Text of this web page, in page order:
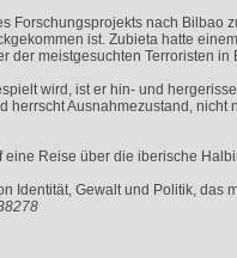
Forschungsprojekts nach Bilbao
ist. Zubieta hatte
der meistgesuchten Terroristen in
wird, ist er hin- und
herrscht Ausnahmezustand,
Reise über die iberische
Identität, Gewalt und Politik,